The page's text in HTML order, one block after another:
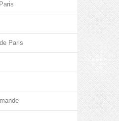
Paris